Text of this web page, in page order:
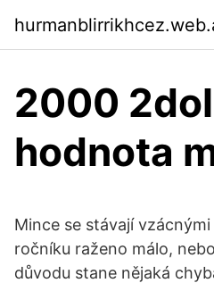
2000
hodnota
Mince se stávají
ročníku raženo málo,
důvodu stane nějaká